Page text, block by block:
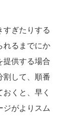
ぎたりする
れるまでにか
提供する場合
割して、順番
くと、早く
ジがよりスム